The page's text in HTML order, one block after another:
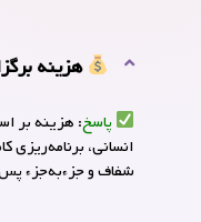
هزینه
پاسخ: هزینه بر
انسانی، برنامه‌ریزی
شفاف و جزء‌به‌جزء پس